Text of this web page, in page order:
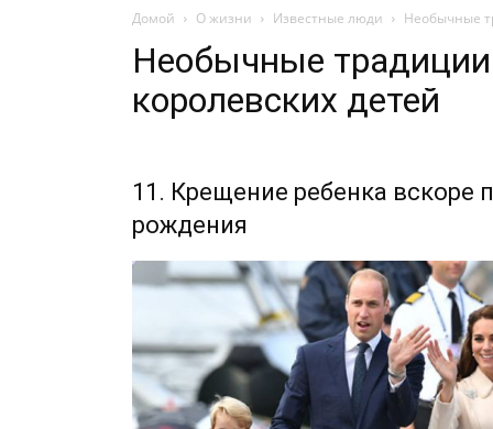
Домой О жизни Известные люди Необычные
Необычные
королевских детей
11. Крещение ребенка вскоре
рождения